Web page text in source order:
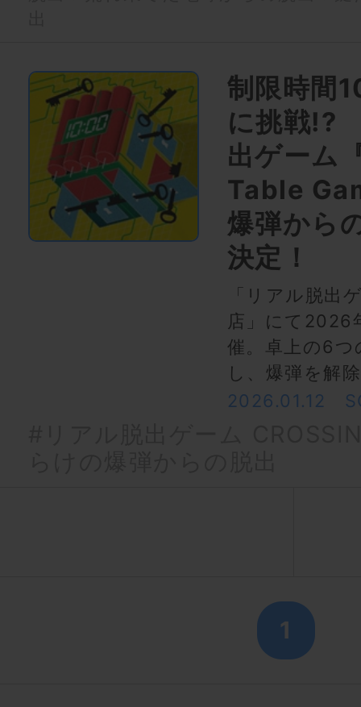
制限時間
に挑戦!?
出ゲーム
Table
爆弾から
決定！
「リアル脱出
店」にて2026
催。卓上の6
し、爆弾を解
2026.01.12
1